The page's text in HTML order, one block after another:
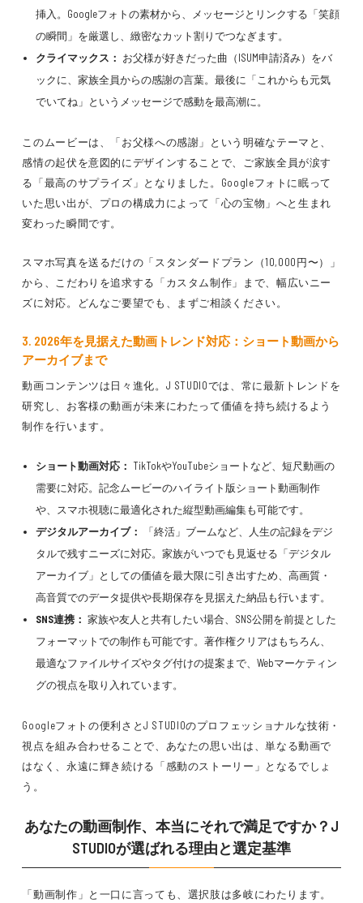
挿入。 Googleフォトの素材から、
メッセージとリンクする「笑顔
の瞬間」 を厳選し、 緻密なカット割りでつなぎます。
クライマックス： お父様が好きだった曲（ISUM申請済み）をバ
ックに、 家族全員からの感謝の言葉。最後に 「これからも元気
でいてね」 というメッセージで感動を最高潮に。
このムービーは、 「お父様への感謝」という明確なテーマ と、
感情の起伏を意図的にデザインすることで、ご家族全員が涙す
る 「最高のサプライズ」 となりました。 Googleフォトに眠って
いた思い出が、プロの構成力によって「心の宝物」へと生まれ
変わった瞬間です。
スマホ写真を送るだけの「スタンダードプラン（10,000円〜）」
から、 こだわりを追求する「カスタム制作」 まで、 幅広いニー
ズに対応。どんなご要望でも、まずご相談ください。
3. 2026年を見据えた動画トレンド対応：ショート動画から
アーカイブまで
動画コンテンツは日々進化。J STUDIOでは、 常に最新トレンドを
研究し、お客様の動画が未来にわたって価値を持ち続けるよう
制作を行います。
ショート動画対応： TikTokやYouTubeショートなど、 短尺動画の
需要に対応。記念ムービーのハイライト版ショート動画制作
や、 スマホ視聴に最適化された縦型動画編集も可能です。
デジタルアーカイブ：
「終活」ブームなど、人生の記録をデジ
タルで残すニーズに対応。 家族がいつでも見返せる「デジタル
アーカイブ」 としての価値を最大限に引き出すため、 高画質・
高音質でのデータ提供や長期保存を見据えた納品も行います。
SNS連携： 家族や友人と共有したい場合、 SNS公開を前提とした
フォーマットでの制作も可能です。 著作権クリアはもちろん、
最適なファイルサイズやタグ付けの提案まで、 Webマーケティン
グの視点を取り入れています。
Googleフォトの便利さとJ STUDIOのプロフェッショナルな技術・
視点を組み合わせることで、 あなたの思い出は、単なる動画で
はなく、永遠に輝き続ける「感動のストーリー」となるでしょ
う。
あなたの動画制作、本当にそれで満足ですか？J
STUDIOが選ばれる理由と選定基準
「動画制作」と一口に言っても、選択肢は多岐にわたります。